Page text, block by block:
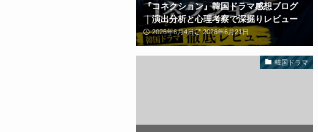
『コネクション』韓国ドラマ感想ブログ
｜演出分析と心理考察で深掘りレビュー
2026年6月4日 2026年6月21日
韓国ドラマ